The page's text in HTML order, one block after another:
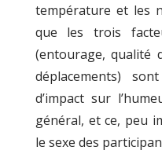
température et les
que les trois
(entourage, qualité
déplacements)
d’impact sur
général, et ce, peu
le sexe des